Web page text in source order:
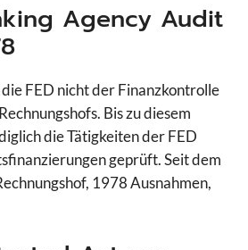
Agency Audit
FED nicht der Finanzkontrolle
Bis zu diesem
die Tätigkeiten der FED
geprüft. Seit dem
1978 Ausnahmen,